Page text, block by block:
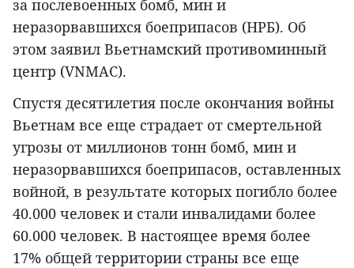
за послевоенных бомб, мин и
неразорвавшихся боеприпасов (НРБ). Об
этом заявил Вьетнамский противоминный
центр (VNMAC).
Спустя десятилетия после окончания войны
Вьетнам все еще страдает от смертельной
угрозы от миллионов тонн бомб, мин и
неразорвавшихся боеприпасов, оставленных
войной, в результате которых погибло более
40.000 человек и стали инвалидами более
60.000 человек. В настоящее время более
17% общей территории страны все еще